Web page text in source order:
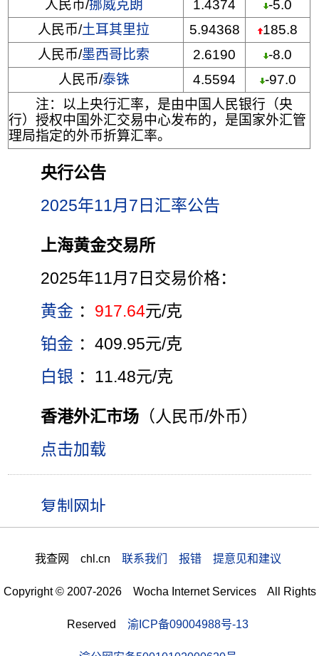
人民币/挪威克朗 1.4374
-5.0
人民币/土耳其里拉 5.94368
185.8
人民币/墨西哥比索 2.6190
-8.0
人民币/泰铢 4.5594
-97.0
注：以上央行汇率，是由中国人民银行（央
行）授权中国外汇交易中心发布的，是国家外汇管
理局指定的外币折算汇率。
央行公告
2025年11月7日汇率公告
上海黄金交易所
2025年11月7日交易价格：
黄金 ： 917.64元/克
铂金 ：409.95元/克
白银 ：11.48元/克
香港外汇市场 （人民币/外币）
点击加载
我查网 chl.cn 联系我们 报错 提意见和建议
Copyright © 2007-2026 Wocha Internet Services All Rights
Reserved 渝ICP备09004988号-13